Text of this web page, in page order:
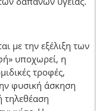
με την εξέλιξη των
υποχωρεί, η
τροφές,
φυσική άσκηση
τηλεθέαση